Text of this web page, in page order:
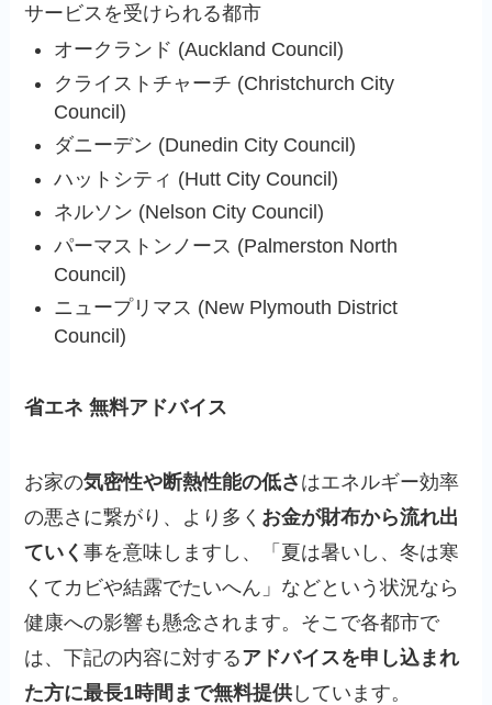
サービスを受けられる都市
オークランド (Auckland Council)
クライストチャーチ (Christchurch City
Council)
ダニーデン (Dunedin City Council)
ハットシティ (Hutt City Council)
ネルソン (Nelson City Council)
パーマストンノース (Palmerston North
Council)
ニュープリマス (New Plymouth District
Council)
省エネ 無料アドバイス
お家の気密性や断熱性能の低さ はエネルギー効率
の悪さに繋がり、より多く お金が財布から流れ出
ていく事を意味しますし、「夏は暑いし、冬は寒
くてカビや結露でたいへん」などという状況なら
健康への影響も懸念されます。そこで各都市で
は、下記の内容に対するアドバイスを申し込まれ
た方に最長1時間まで無料提供 しています。